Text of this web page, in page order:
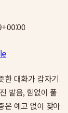
한 대화가 갑자기
발음, 힘없이 풀
은 예고 없이 찾아